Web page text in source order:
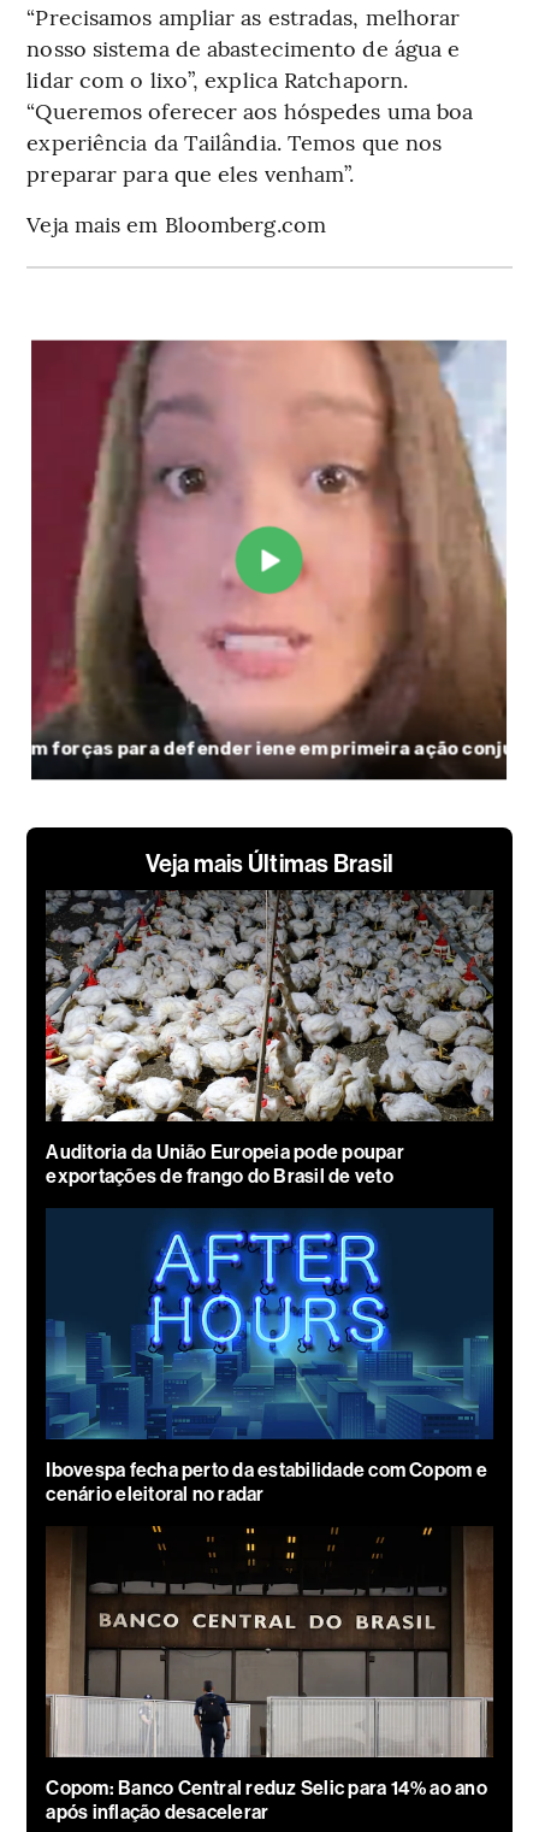
“Precisamos ampliar as estradas, melhorar
nosso sistema de abastecimento de água e
lidar com o lixo”, explica Ratchaporn.
“Queremos oferecer aos hóspedes uma boa
experiência da Tailândia. Temos que nos
preparar para que eles venham”.
Veja mais em Bloomberg.com
Veja mais Últimas Brasil
Auditoria da União Europeia pode poupar
exportações de frango do Brasil de veto
Ibovespa fecha perto da estabilidade com Copom e
cenário eleitoral no radar
Copom: Banco Central reduz Selic para 14% ao ano
após inflação desacelerar